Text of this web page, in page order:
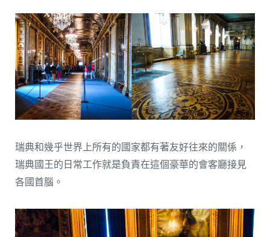
瑞典和幾乎世界上所有的國家都有著友好往來的關係，
瑞典國王的日常工作就是負責在這個豪華的會客廳接見
各國首腦。